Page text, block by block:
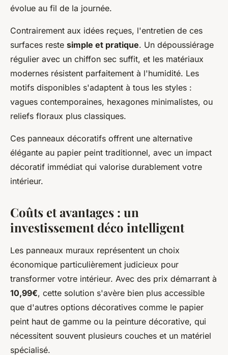
évolue au fil de la journée.
Contrairement aux idées reçues, l'entretien de ces
surfaces reste simple et pratique. Un dépoussiérage
régulier avec un chiffon sec suffit, et les matériaux
modernes résistent parfaitement à l'humidité. Les
motifs disponibles s'adaptent à tous les styles :
vagues contemporaines, hexagones minimalistes, ou
reliefs floraux plus classiques.
Ces panneaux décoratifs offrent une alternative
élégante au papier peint traditionnel, avec un impact
décoratif immédiat qui valorise durablement votre
intérieur.
Coûts et avantages : un
investissement déco intelligent
Les panneaux muraux représentent un choix
économique particulièrement judicieux pour
transformer votre intérieur. Avec des prix démarrant à
10,99€, cette solution s'avère bien plus accessible
que d'autres options décoratives comme le papier
peint haut de gamme ou la peinture décorative, qui
nécessitent souvent plusieurs couches et un matériel
spécialisé.